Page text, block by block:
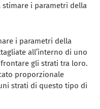
i parametri della
i parametri della
all’interno di uno
gli strati tra loro.
proporzionale
strati di questo tipo di